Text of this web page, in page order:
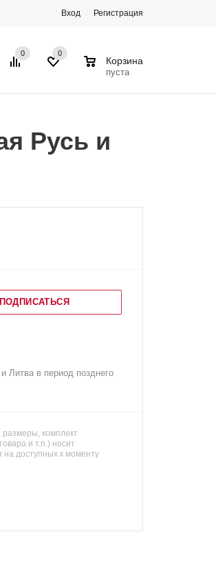
Вход Регистрация
0 0
Корзина
пуста
Русь и
ПОДПИСАТЬСЯ
Литва в период позднего
комплект
и т.п.) носит
на доступных к моменту